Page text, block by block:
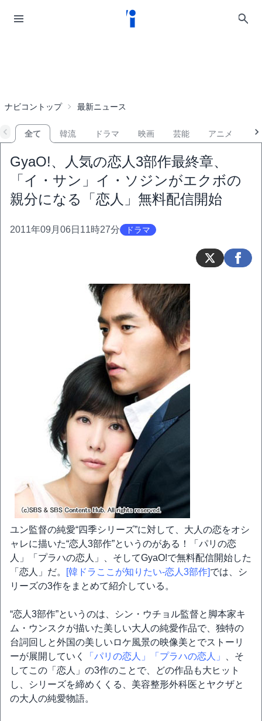
ナビコントップ 最新ニュース
全て 韓流 ドラマ 映画 芸能 アニメ
GyaO!、人気の恋人3部作最終章、
「イ・サン」イ・ソジンがエクボの
親分になる「恋人」無料配信開始
2011年09月06日11時27分 ドラマ
ユン監督の純愛“四季シリーズ”に対して、大人の恋をオシ
ャレに描いた“恋人3部作”というのがある！「パリの恋
人」「プラハの恋人」、そしてGyaO!で無料配信開始した
「恋人」だ。
[韓ドラここが知りたい-恋人3部作]では、シ
リーズの3作をまとめて紹介している。
“恋人3部作”というのは、シン・ウチョル監督と脚本家キ
ム・ウンスクが描いた美しい大人の純愛作品で、独特の
台詞回しと外国の美しいロケ風景の映像美とでストーリ
ーが展開していく
「パリの恋人」 「プラハの恋人」
、そ
してこの「恋人」の3作のことで、どの作品も大ヒット
し、シリーズを締めくくる、美容整形外科医とヤクザと
の大人の純愛物語。